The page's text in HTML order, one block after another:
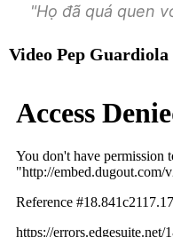
"Họ đã quá quen
Video Pep